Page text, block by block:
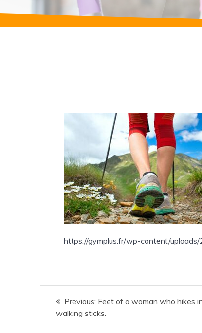
https://gymplus.fr/wp-content/
Navigation
de
Previous: Previous
post:
Feet of a woman who hikes
walking sticks.